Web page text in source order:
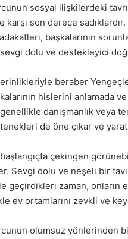
sosyal ilişkilerdeki
karşı son derece
başkalarının
dolu ve destekleyici
beraber
hislerini anlamada
danışmanlık veya
de öne çıkar ve
çekingen
Sevgi dolu ve neşeli bir
geçirdikleri zaman, onların
ev ortamlarını zevkli ve
olumsuz yönlerinden